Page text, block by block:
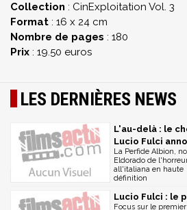
Collection : CinExploitation Vol. 3
Format : 16 x 24 cm
Nombre de pages : 180
Prix : 19.50 euros
LES DERNIÈRES NEWS
L'au-delà : le
Lucio Fulci
La Perfide Albion,
Eldorado de
all'italiana en haute
définition
Lucio Fulci : le
Focus sur le premier